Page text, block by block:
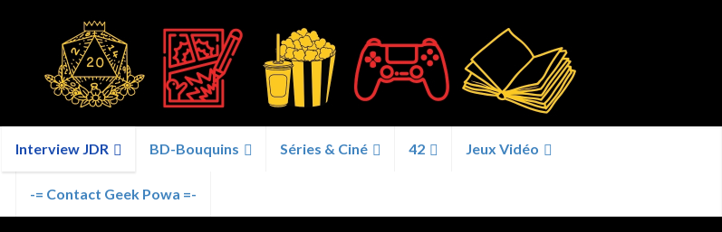
Interview JDR BD-Bouquins Séries & Ciné 42 Jeux Vidéo
-= Contact Geek Powa =-